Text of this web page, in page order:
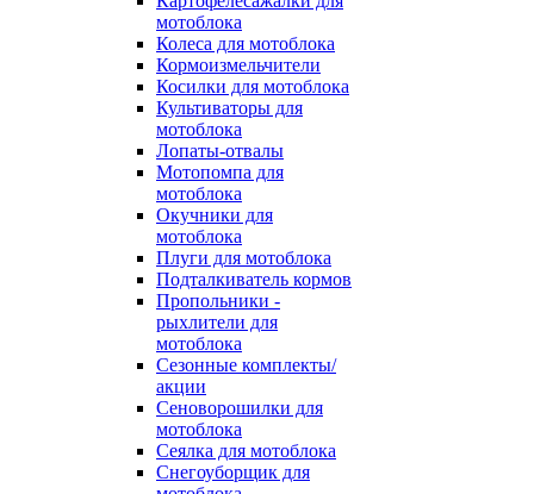
мотоблока
Колеса для мотоблока
Кормоизмельчители
Косилки для мотоблока
Культиваторы для
мотоблока
Лопаты-отвалы
Мотопомпа для
мотоблока
Окучники для
мотоблока
Плуги для мотоблока
Подталкиватель кормов
Пропольники -
рыхлители для
мотоблока
Сезонные комплекты/
акции
Сеноворошилки для
мотоблока
Сеялка для мотоблока
Снегоуборщик для